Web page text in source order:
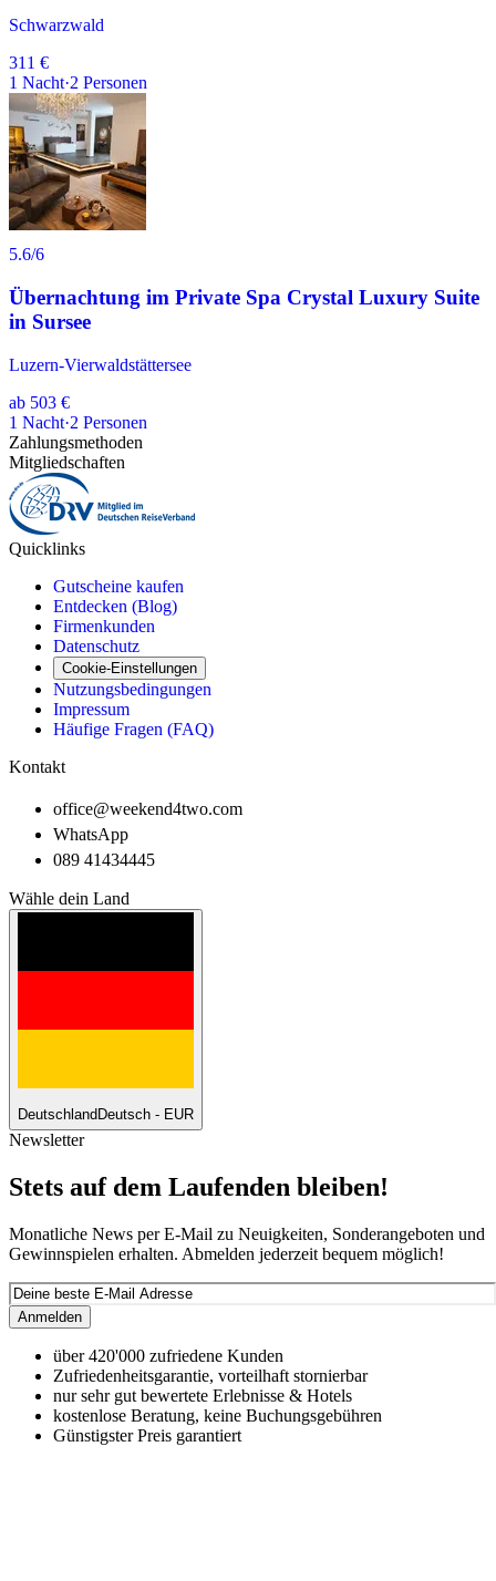
Schwarzwald
311 €
1 Nacht·2 Personen
5.6/6
Übernachtung im Private Spa Crystal Luxury Suite
in Sursee
Luzern-Vierwaldstättersee
ab 503 €
1 Nacht·2 Personen
Zahlungsmethoden
Mitgliedschaften
Quicklinks
Gutscheine kaufen
Entdecken (Blog)
Firmenkunden
Datenschutz
Cookie-Einstellungen
Nutzungsbedingungen
Impressum
Häufige Fragen (FAQ)
Kontakt
office@weekend4two.com
WhatsApp
089 41434445
Wähle dein Land
Deutschland Deutsch - EUR
Newsletter
Stets auf dem Laufenden bleiben!
Monatliche News per E-Mail zu Neuigkeiten, Sonderangeboten und
Gewinnspielen erhalten. Abmelden jederzeit bequem möglich!
Anmelden
über 420'000 zufriedene Kunden
Zufriedenheitsgarantie, vorteilhaft stornierbar
nur sehr gut bewertete Erlebnisse & Hotels
kostenlose Beratung, keine Buchungsgebühren
Günstigster Preis garantiert